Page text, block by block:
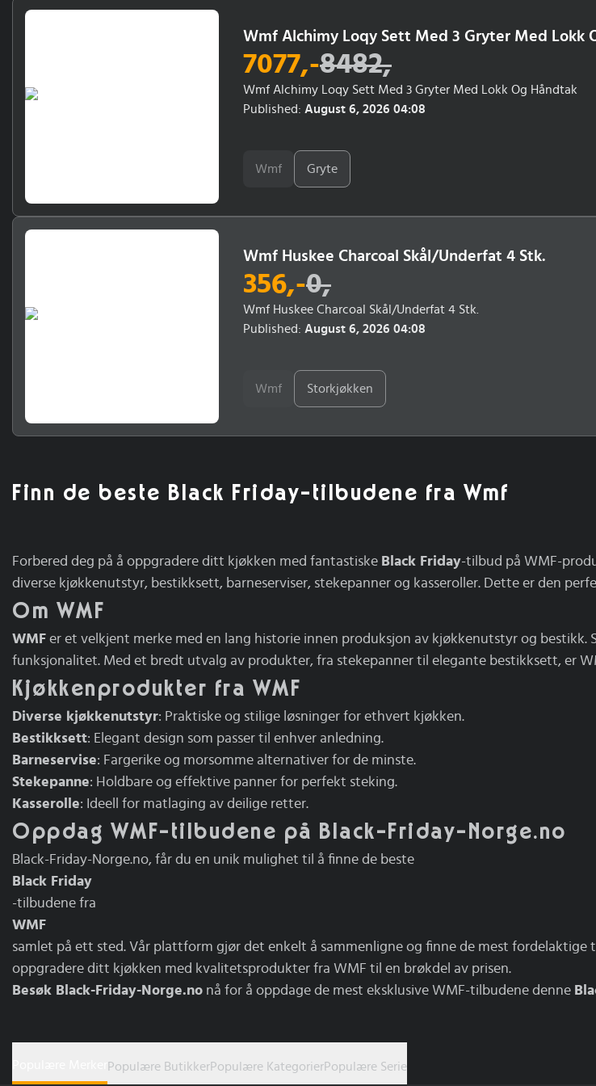
Wmf Alchimy Loqy Sett Med 3 Gryter Med Lokk
7077,-8482,
Wmf Alchimy Loqy Sett Med 3 Gryter Med Lokk Og Håndtak
Published: August 6, 2026 04:08
Wmf Gryte
Wmf Huskee Charcoal Skål/Underfat 4 Stk.
356,-0,
Wmf Huskee Charcoal Skål/Underfat 4 Stk.
Published: August 6, 2026 04:08
Wmf Storkjøkken
Finn de beste Black Friday-tilbudene fra Wmf
Forbered deg på å oppgradere ditt kjøkken med fantastiske Black Friday-tilbud på WMF-
diverse kjøkkenutstyr, bestikksett, barneserviser, stekepanner og kasseroller. Dette er den
Om WMF
WMF er et velkjent merke med en lang historie innen produksjon av kjøkkenutstyr og
funksjonalitet. Med et bredt utvalg av produkter, fra stekepanner til elegante bestikksett, er
Kjøkkenprodukter fra WMF
Diverse kjøkkenutstyr: Praktiske og stilige løsninger for ethvert kjøkken.
Bestikksett: Elegant design som passer til enhver anledning.
Barneservise: Fargerike og morsomme alternativer for de minste.
Stekepanne: Holdbare og effektive panner for perfekt steking.
Kasserolle: Ideell for matlaging av deilige retter.
Oppdag WMF-tilbudene på Black-Friday-Norge.no
Black-Friday-Norge.no, får du en unik mulighet til å finne de beste
Black Friday
-tilbudene fra
WMF
samlet på ett sted. Vår plattform gjør det enkelt å sammenligne og finne de mest fordelaktige
oppgradere ditt kjøkken med kvalitetsprodukter fra WMF til en brøkdel av prisen.
Besøk Black-Friday-Norge.no nå for å oppdage de mest eksklusive WMF-tilbudene denne
Populære ButikkerPopulære KategorierPopulære Serie